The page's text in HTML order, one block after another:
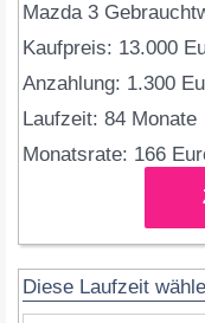
Mazda 3
Kaufpreis: 13.000
Anzahlung: 1.300
Laufzeit: 84 Monate
Monatsrate: 166
Diese Laufzeit